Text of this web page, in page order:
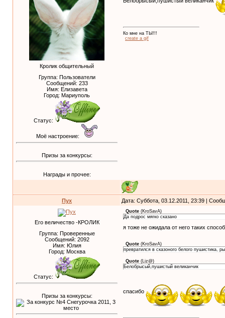
Кролик общительный
Группа: Пользователи
Сообщений: 233
Имя: Елизавета
Город: Мариуполь
Статус:
Моё настроение:
Призы за конкурсы:
Награды и прочее:
Ко мне на ТЫ!!!
create a gif
Пух Дата: Суббота, 03.12.2011, 23:39 |
Его величество -КРОЛИК
Группа: Проверенные
Сообщений: 2092
Имя: Юлия
Город: Москва
Статус:
Призы за конкурсы:
Quote (KroSavA)
Да подрос мягко сказано
я тоже не ожидала от него таких
Quote (KroSavA)
превратился в сказоного белого пушистика,
Quote (Liz@)
Белобрысый,пушистый великанчик
спасибо